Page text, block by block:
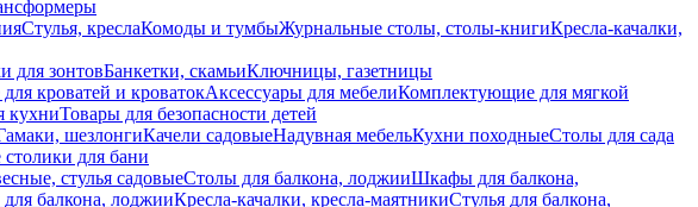
Стулья, креслаКомоды и тумбыЖурнальные столы, столы-книгиКресла-качалки,
для зонтовБанкетки, скамьиКлючницы, газетницы
кроватей и кроватокАксессуары для мебелиКомплектующие для мягкой
кухниТовары для безопасности детей
шезлонгиКачели садовыеНадувная мебельКухни походныеСтолы для сада
для бани
стулья садовыеСтолы для балкона, лоджииШкафы для балкона,
балкона, лоджииКресла-качалки, кресла-маятникиСтулья для балкона,